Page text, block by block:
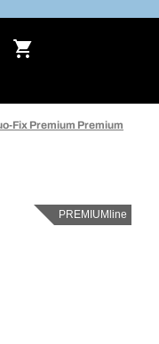
Fix Premium Premium
PREMIUMline